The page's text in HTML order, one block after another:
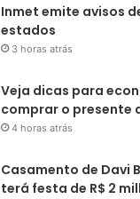
Inmet emite avisos
estados
3 horas atrás
Veja dicas para
comprar o presente
4 horas atrás
Casamento de Davi
terá festa de R$ 2